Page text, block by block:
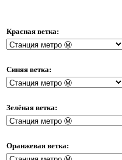
Красная ветка:
Синяя ветка:
Зелёная ветка:
Оранжевая ветка: